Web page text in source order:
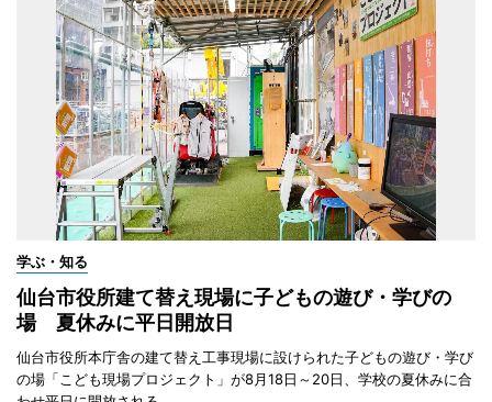
学ぶ・知る
仙台市役所建て替え現場に子どもの遊び・学びの
場 夏休みに平日開放日
仙台市役所本庁舎の建て替え工事現場に設けられた子どもの遊び・学び
の場「こども現場プロジェクト」が8月18日～20日、学校の夏休みに合